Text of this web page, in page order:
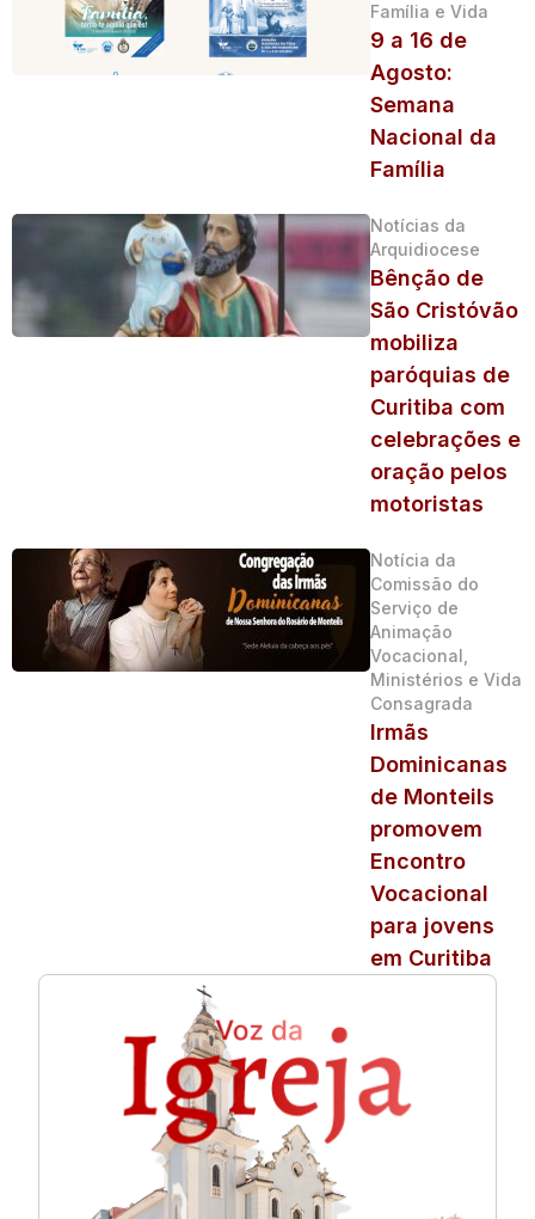
Família e Vida
9 a 16 de
Agosto:
Semana
Nacional da
Família
Notícias da
Arquidiocese
Bênção de
São Cristóvão
mobiliza
paróquias de
Curitiba com
celebrações e
oração pelos
motoristas
Notícia da
Comissão do
Serviço de
Animação
Vocacional,
Ministérios e Vida
Consagrada
Irmãs
Dominicanas
de Monteils
promovem
Encontro
Vocacional
para jovens
em Curitiba